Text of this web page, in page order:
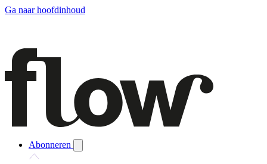
Ga naar hoofdinhoud
Abonneren